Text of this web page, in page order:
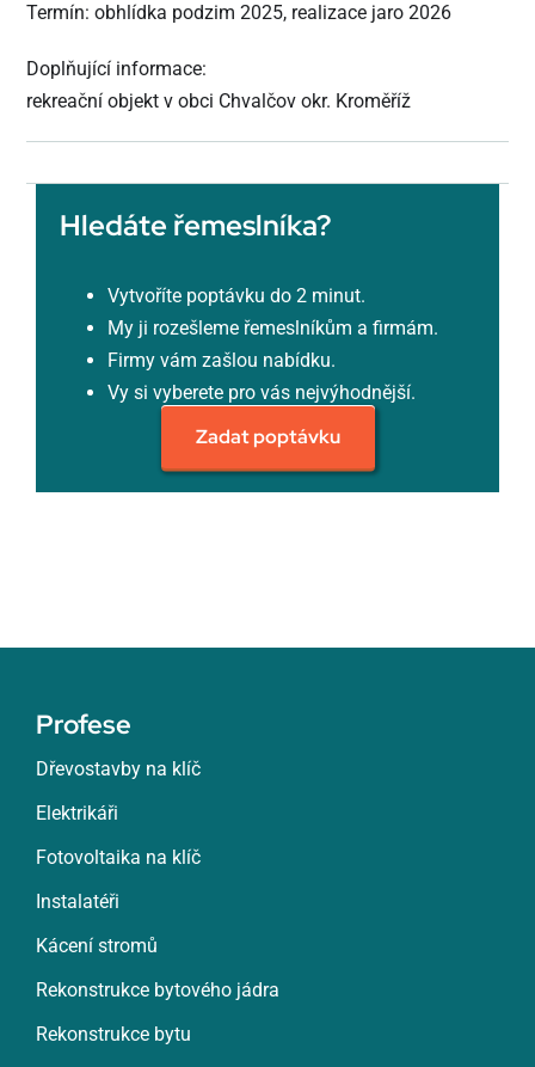
Termín: obhlídka podzim 2025, realizace jaro 2026
Doplňující informace:
rekreační objekt v obci Chvalčov okr. Kroměříž
Hledáte řemeslníka?
Vytvoříte poptávku do 2 minut.
My ji rozešleme řemeslníkům a firmám.
Firmy vám zašlou nabídku.
Vy si vyberete pro vás nejvýhodnější.
Zadat poptávku
Profese
Dřevostavby na klíč
Elektrikáři
Fotovoltaika na klíč
Instalatéři
Kácení stromů
Rekonstrukce bytového jádra
Rekonstrukce bytu